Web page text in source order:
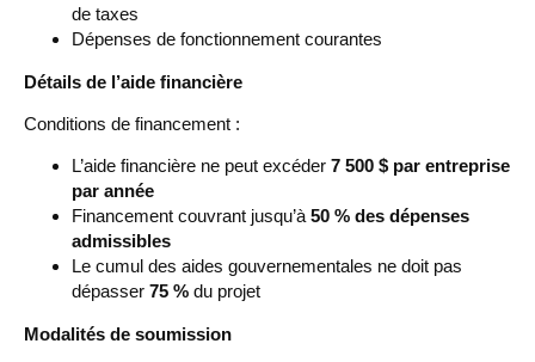
de taxes
Dépenses de fonctionnement courantes
Détails de l’aide financière
Conditions de financement :
L’aide financière ne peut excéder 7 500 $ par entreprise
par année
Financement couvrant jusqu’à50 % des dépenses
admissibles
Le cumul des aides gouvernementales ne doit pas
dépasser 75 % du projet
Modalités de soumission